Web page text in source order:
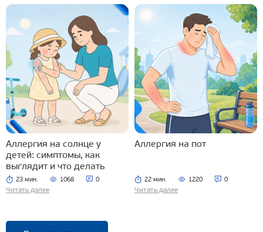
Аллергия на солнце у
детей: симптомы, как
выглядит и что делать
23 мин. 1068 0
Читать далее
Аллергия на пот
22 мин. 1220 0
Читать далее